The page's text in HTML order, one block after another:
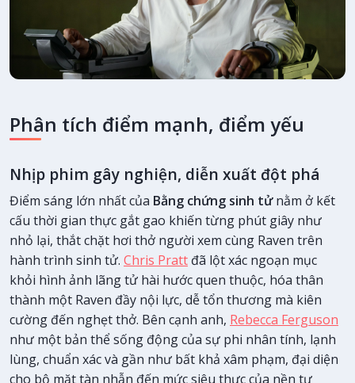
Phân tích điểm mạnh, điểm yếu
Nhịp phim gây nghiện, diễn xuất đột phá
Điểm sáng lớn nhất của Bằng chứng sinh tửnằm ở kết
cấu thời gian thực gắt gao khiến từng phút giây như
nhỏ lại, thắt chặt hơi thở người xem cùng Raven trên
hành trình sinh tử. Chris Pratt đã lột xác ngoạn mục
khỏi hình ảnh lãng tử hài hước quen thuộc, hóa thân
thành một Raven đầy nội lực, dễ tổn thương mà kiên
cường đến nghẹt thở. Bên cạnh anh, Rebecca Ferguson
như một bản thể sống động của sự phi nhân tính, lạnh
lùng, chuẩn xác và gần như bất khả xâm phạm, đại diện
cho bộ mặt tàn nhẫn đến mức siêu thực của nền tư